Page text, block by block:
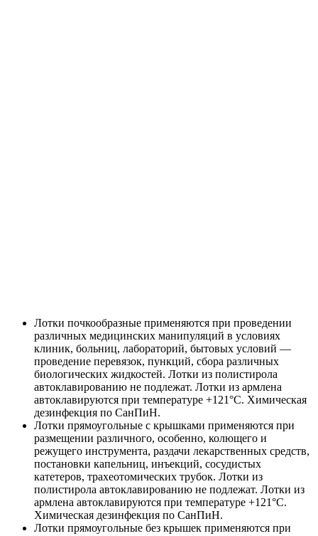
Лотки почкообразные применяются при проведении
различных медицинских манипуляций в условиях
клиник, больниц, лабораторий, бытовых условий —
проведение перевязок, пункций, сбора различных
биологических жидкостей. Лотки из полистирола
автоклавированию не подлежат. Лотки из армлена
автоклавируются при температуре +121°С. Химическая
дезинфекция по СанПиН.
Лотки прямоугольные с крышками применяются при
размещении различного, особенно, колющего и
режущего инструмента, раздачи лекарственных средств,
постановки капельниц, инъекций, сосудистых
катетеров, трахеотомических трубок. Лотки из
полистирола автоклавированию не подлежат. Лотки из
армлена автоклавируются при температуре +121°С.
Химическая дезинфекция по СанПиН.
Лотки прямоугольные без крышек применяются при